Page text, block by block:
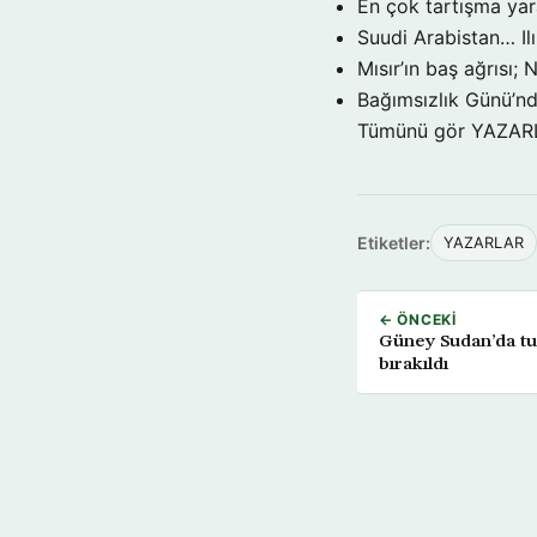
En çok tartışma
Suudi Arabistan…
Mısır’ın baş ağrısı;
Bağımsızlık
Tümünü gör
Etiketler: YAZARLAR
← ÖNCEKI
Güney Sudan’da
bırakıldı